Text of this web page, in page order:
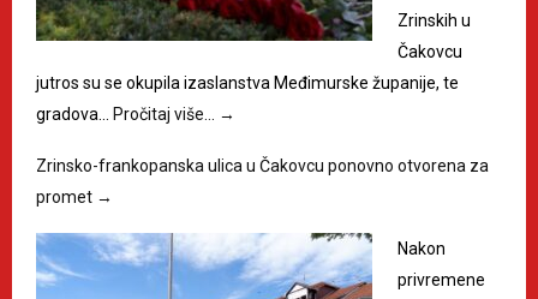
Zrinskih u
Čakovcu
jutros su se okupila izaslanstva Međimurske županije, te
gradova…
Pročitaj više… →
Zrinsko-frankopanska ulica u Čakovcu ponovno otvorena za
promet →
Nakon
privremene